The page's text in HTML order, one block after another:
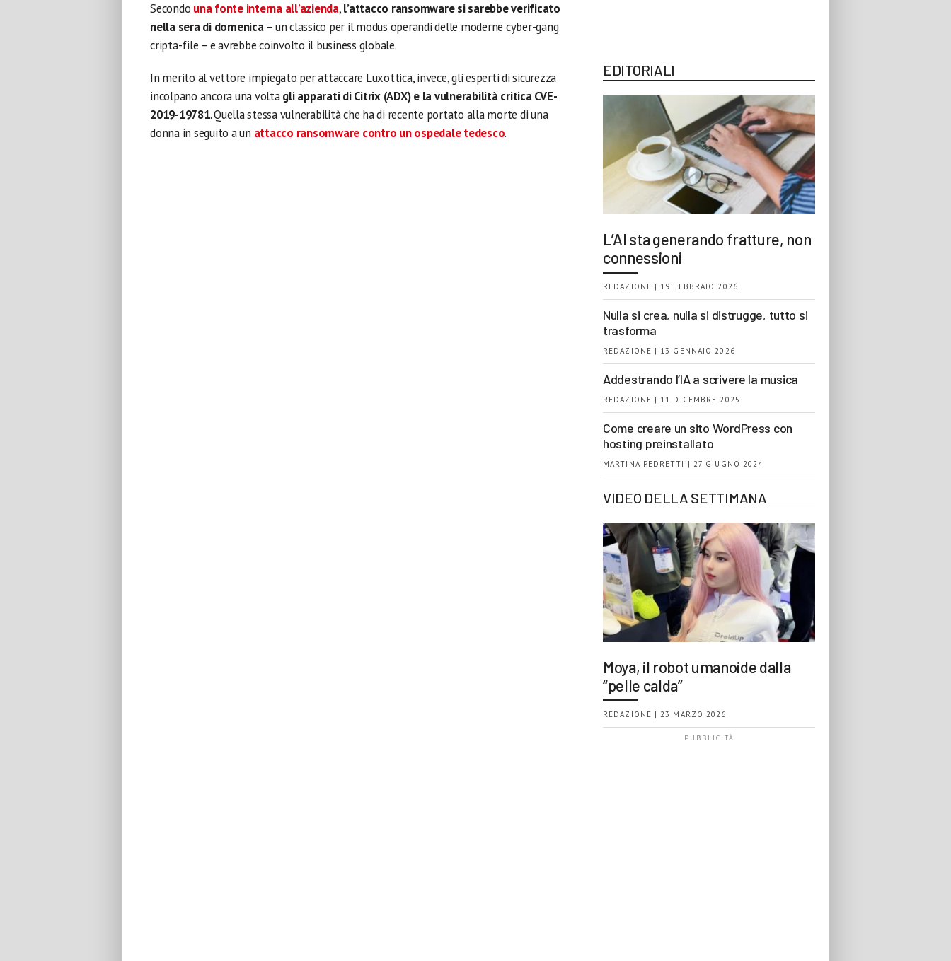
Secondo una fonte interna all’azienda,l’attacco ransomware si sarebbe verificato
nella sera di domenica– un classico per il modus operandi delle moderne cyber-gang
cripta-file – e avrebbe coinvolto il business globale.
In merito al vettore impiegato per attaccare Luxottica, invece, gli esperti di sicurezza
incolpano ancora una voltagli apparati di Citrix (ADX) e la vulnerabilità critica CVE-
2019-19781. Quella stessa vulnerabilità che ha di recente portato alla morte di una
donna in seguito a un attacco ransomware contro un ospedale tedesco.
EDITORIALI
L’AI sta generando fratture, non
connessioni
REDAZIONE | 19 FEBBRAIO 2026
Nulla si crea, nulla si distrugge, tutto si
trasforma
REDAZIONE | 13 GENNAIO 2026
Addestrando l’IA a scrivere la musica
REDAZIONE | 11 DICEMBRE 2025
Come creare un sito WordPress con
hosting preinstallato
MARTINA PEDRETTI | 27 GIUGNO 2024
VIDEO DELLA SETTIMANA
Moya, il robot umanoide dalla
“pelle calda”
REDAZIONE | 23 MARZO 2026